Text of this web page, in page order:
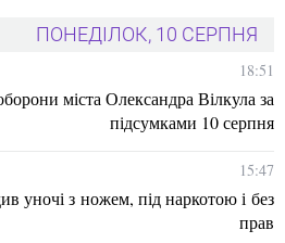
ПОНЕДІЛОК, 10 СЕРПНЯ
18:51
міста Олександра Вілкула за
підсумками 10 серпня
15:47
уночі з ножем, під наркотою і без
прав